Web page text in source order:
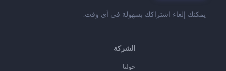
يمكنك إلغاء اشتراكك بسهولة في أي وقت.
الشركة
حولنا